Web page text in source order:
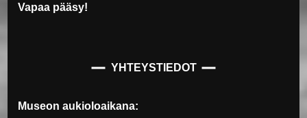
Vapaa pääsy!
YHTEYSTIEDOT
Museon aukioloaikana: